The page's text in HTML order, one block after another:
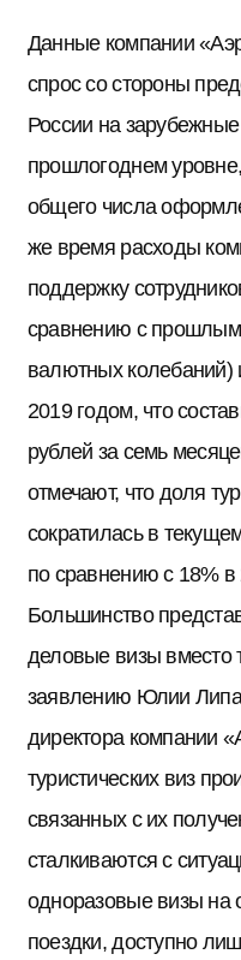
Данные компании
спрос со стороны
России на
прошлогоднем
общего числа
же время расходы
поддержку
сравнению с прошлым
валютных колебаний)
2019 годом, что
рублей за семь
отмечают, что доля
сократилась в
по сравнению с 18% в
Большинство
деловые визы вместо
заявлению Юлии
директора компании
туристических виз
связанных с их
сталкиваются с
одноразовые визы на
поездки, доступно